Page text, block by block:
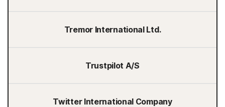
Tremor International Ltd.
Trustpilot A/S
Twitter International Company